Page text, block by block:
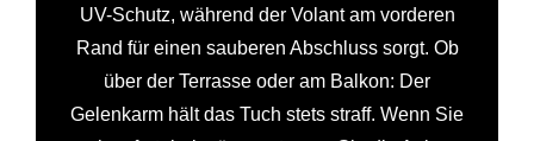
UV-Schutz, während der Volant am vorderen
Rand für einen sauberen Abschluss sorgt. Ob
über der Terrasse oder am Balkon: Der
Gelenkarm hält das Tuch stets straff. Wenn Sie